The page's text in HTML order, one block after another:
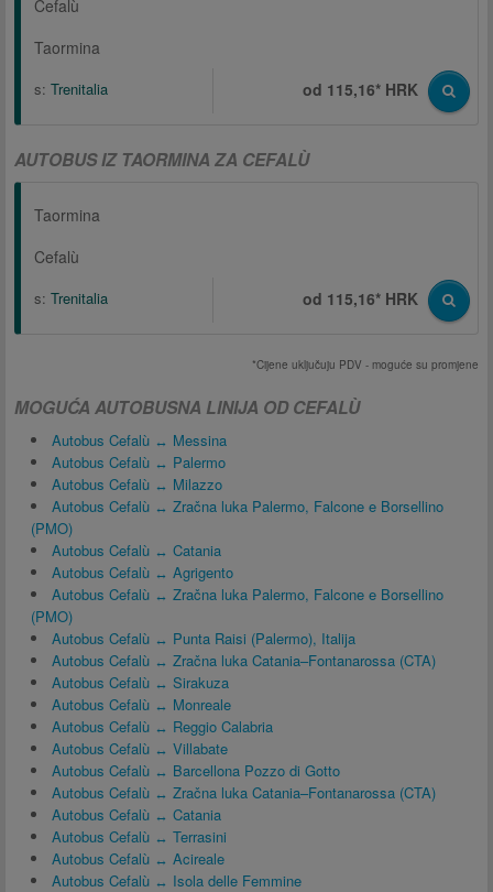
Cefalù
Taormina
s: Trenitalia od 115,16* HRK
AUTOBUS IZ TAORMINA ZA CEFALÙ
Taormina
Cefalù
s: Trenitalia od 115,16* HRK
*Cijene uključuju PDV - moguće su promjene
MOGUĆA AUTOBUSNA LINIJA OD CEFALÙ
Autobus Cefalù ↔ Messina
Autobus Cefalù ↔ Palermo
Autobus Cefalù ↔ Milazzo
Autobus Cefalù ↔ Zračna luka Palermo, Falcone e Borsellino
(PMO)
Autobus Cefalù ↔ Catania
Autobus Cefalù ↔ Agrigento
Autobus Cefalù ↔ Zračna luka Palermo, Falcone e Borsellino
(PMO)
Autobus Cefalù ↔ Punta Raisi (Palermo), Italija
Autobus Cefalù ↔ Zračna luka Catania–Fontanarossa (CTA)
Autobus Cefalù ↔ Sirakuza
Autobus Cefalù ↔ Monreale
Autobus Cefalù ↔ Reggio Calabria
Autobus Cefalù ↔ Villabate
Autobus Cefalù ↔ Barcellona Pozzo di Gotto
Autobus Cefalù ↔ Zračna luka Catania–Fontanarossa (CTA)
Autobus Cefalù ↔ Catania
Autobus Cefalù ↔ Terrasini
Autobus Cefalù ↔ Acireale
Autobus Cefalù ↔ Isola delle Femmine